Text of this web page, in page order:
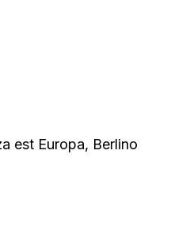
est Europa, Berlino